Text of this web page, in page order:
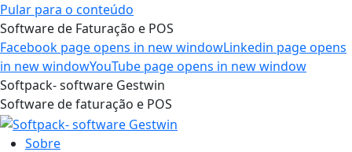
Pular para o conteúdo
Software de Faturação e POS
Facebook page opens in new windowLinkedin page opens
in new windowYouTube page opens in new window
Softpack- software Gestwin
Software de faturação e POS
Sobre